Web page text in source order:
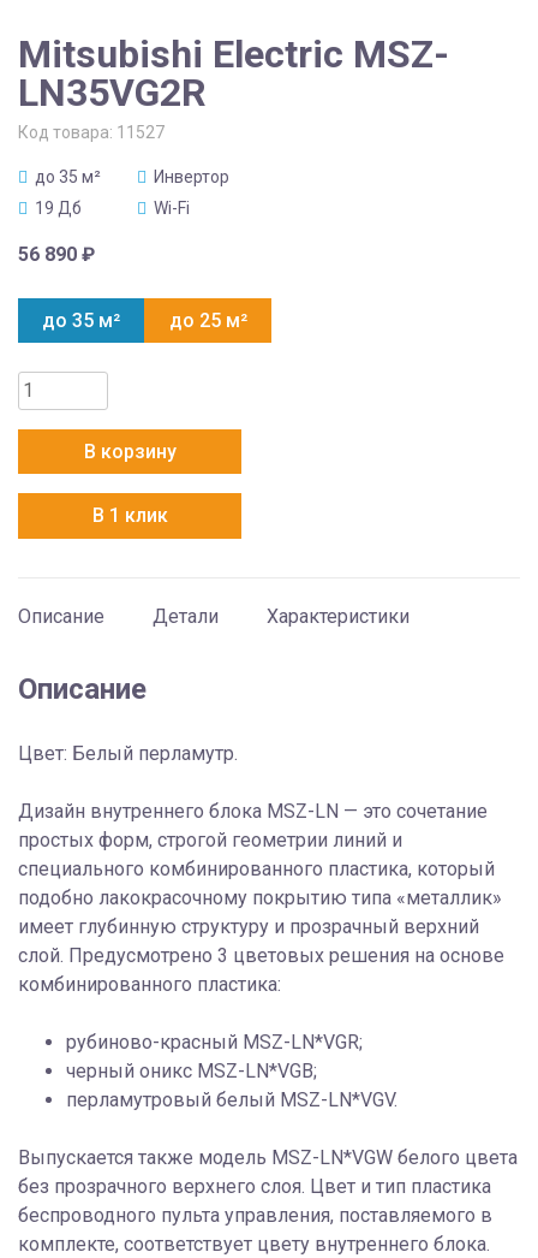
Mitsubishi Electric MSZ-
LN35VG2R
Код товара: 11527
до 35 м²
Инвертор
19 Дб
Wi-Fi
56 890 ₽
до 35 м² до 25 м²
Количество
товара
Mitsubishi
Electric
MSZ-
LN35VG2R
В корзину
В 1 клик
Описание Детали Характеристики
Описание
Цвет: Белый перламутр.
Дизайн внутреннего блока MSZ-LN — это сочетание
простых форм, строгой геометрии линий и
специального комбинированного пластика, который
подобно лакокрасочному покрытию типа «металлик»
имеет глубинную структуру и прозрачный верхний
слой. Предусмотрено 3 цветовых решения на основе
комбинированного пластика:
рубиново-красный MSZ-LN*VGR;
черный оникс MSZ-LN*VGB;
перламутровый белый MSZ-LN*VGV.
Выпускается также модель MSZ-LN*VGW белого цвета
без прозрачного верхнего слоя. Цвет и тип пластика
беспроводного пульта управления, поставляемого в
комплекте, соответствует цвету внутреннего блока.